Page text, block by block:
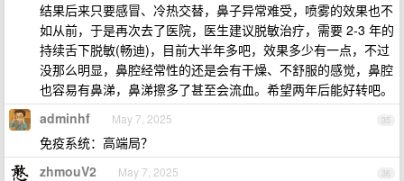
结果后来只要感冒、冷热交替，鼻子异常难受，喷雾的效果也不
如从前，于是再次去了医院，医生建议脱敏治疗，需要 2-3 年的
持续舌下脱敏(畅迪)，目前大半年多吧，效果多少有一点，不过
没那么明显，鼻腔经常性的还是会有干燥、不舒服的感觉，鼻腔
也容易有鼻涕，鼻涕擦多了甚至会流血。希望两年后能好转吧。
35
adminhf May 7, 2025
免疫系统：高端局？
36
zhmouV2 May 7, 2025